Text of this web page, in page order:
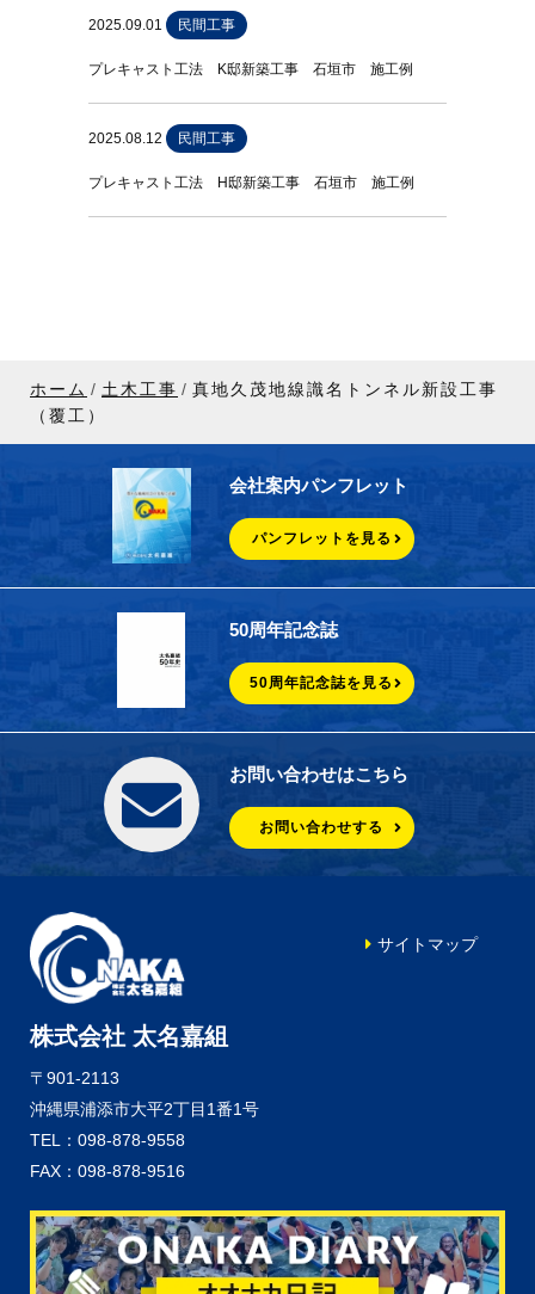
2025.09.01 民間工事
プレキャスト工法 K邸新築工事 石垣市 施工例
2025.08.12 民間工事
プレキャスト工法 H邸新築工事 石垣市 施工例
ホーム 土木工事
真地久茂地線識名トンネル新設工事
（覆工）
会社案内パンフレット
パンフレットを見る
50周年記念誌
50周年記念誌を見る
お問い合わせはこちら
お問い合わせする
株式会社 太名嘉組
〒901-2113
沖縄県浦添市大平2丁目1番1号
TEL：098-878-9558
FAX：098-878-9516
サイトマップ